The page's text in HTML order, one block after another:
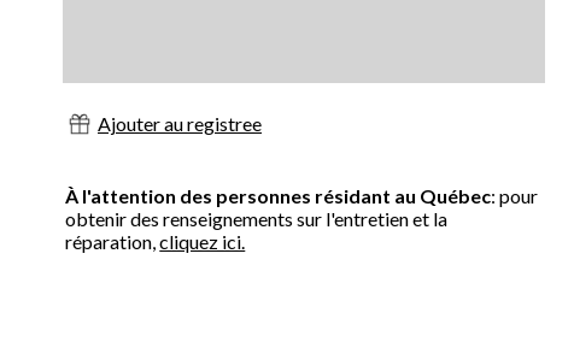
Ajouter au registree
À l'attention des personnes résidant au Québec: pour
obtenir des renseignements sur l'entretien et la
réparation,cliquez ici.